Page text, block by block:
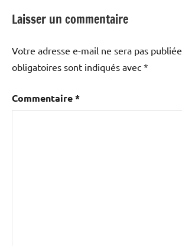
Laisser un commentaire
Votre adresse e-mail ne sera pas publiée.
obligatoires sont indiqués avec *
Commentaire*